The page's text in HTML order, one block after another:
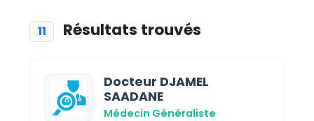
11 Résultats trouvés
Docteur DJAMEL
SAADANE
Médecin Généraliste